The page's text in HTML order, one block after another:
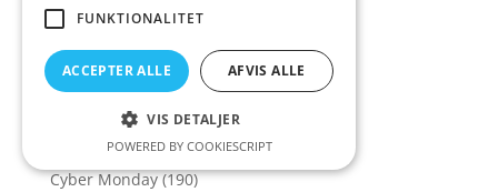
Cyber (2)
Cyber Mo (1)
Cyber Mon (2)
Cyber Mond (2)
Cyber Monda (2)
Cyber Monday (190)
FUNKTIONALITET
ACCEPTER ALLE AFVIS ALLE
VIS DETALJER
POWERED BY COOKIESCRIPT